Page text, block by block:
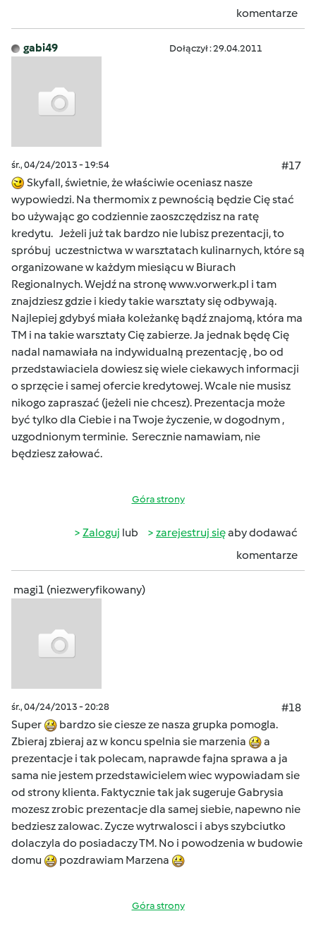
komentarze
gabi49 Dołączył : 29.04.2011
śr., 04/24/2013 - 19:54
#17
Skyfall, świetnie, że właściwie oceniasz nasze
wypowiedzi. Na thermomix z pewnością będzie Cię stać
bo używając go codziennie zaoszczędzisz na ratę
kredytu. Jeżeli już tak bardzo nie lubisz prezentacji, to
spróbuj uczestnictwa w warsztatach kulinarnych, które są
organizowane w każdym miesiącu w Biurach
Regionalnych. Wejdź na stronęwww.vorwerk.pl i tam
znajdziesz gdzie i kiedy takie warsztaty się odbywają.
Najlepiej gdybyś miała koleżankę bądź znajomą, która ma
TM i na takie warsztaty Cię zabierze. Ja jednak będę Cię
nadal namawiała na indywidualną prezentację , bo od
przedstawiaciela dowiesz się wiele ciekawych informacji
o sprzęcie i samej ofercie kredytowej. Wcale nie musisz
nikogo zapraszać (jeżeli nie chcesz). Prezentacja może
być tylko dla Ciebie i na Twoje życzenie, w dogodnym ,
uzgodnionym terminie. Serecznie namawiam, nie
będziesz załować.
Góra strony
Zaloguj lub zarejestruj sięaby dodawać
komentarze
magi1 (niezweryfikowany)
śr., 04/24/2013 - 20:28
#18
Super
bardzo sie ciesze ze nasza grupka pomogla.
Zbieraj zbieraj az w koncu spelnia sie marzenia
a
prezentacje i tak polecam, naprawde fajna sprawa a ja
sama nie jestem przedstawicielem wiec wypowiadam sie
od strony klienta. Faktycznie tak jak sugeruje Gabrysia
mozesz zrobic prezentacje dla samej siebie, napewno nie
bedziesz zalowac. Zycze wytrwalosci i abys szybciutko
dolaczyla do posiadaczy TM. No i powodzenia w budowie
domu
pozdrawiam Marzena
Góra strony